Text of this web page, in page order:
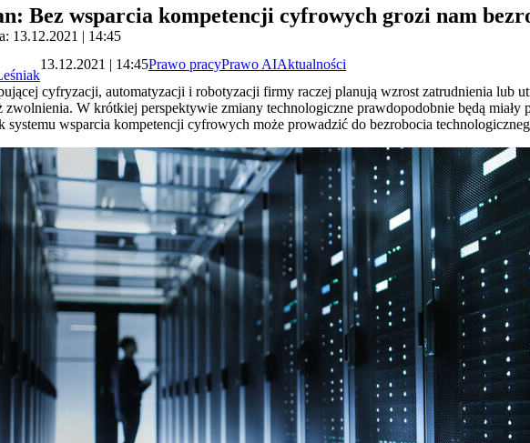
Bez wsparcia kompetencji cyfrowych grozi nam
13.12.2021 | 14:45
13.12.2021 | 14:45Prawo pracyPrawo AIAktualności
cyfryzacji, automatyzacji i robotyzacji firmy raczej planują wzrost zatrudnienia lub
zwolnienia. W krótkiej perspektywie zmiany technologiczne prawdopodobnie będą miały
systemu wsparcia kompetencji cyfrowych może prowadzić do bezrobocia